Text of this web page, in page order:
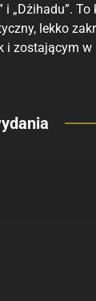
i „Dżihadu”.
lekko
i zostającym